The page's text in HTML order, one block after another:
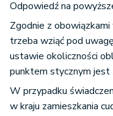
Odpowiedź na
Zgodnie z
trzeba wziąć pod
ustawie okoliczności
punktem stycznym jest
W przypadku
w kraju zamieszkania